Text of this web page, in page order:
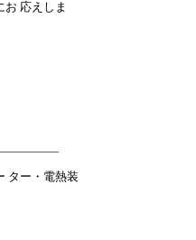
応えしま
ター・電熱装